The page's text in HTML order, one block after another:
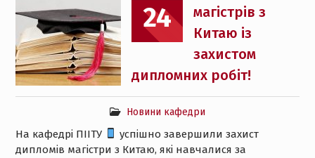
24
магістрів з
Китаю із
захистом
дипломних робіт!
Новини кафедри
На кафедрі ПІІТУ
успішно завершили захист
дипломів магістри з Китаю, які навчалися за